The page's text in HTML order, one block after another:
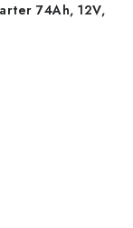
74Ah, 12V,